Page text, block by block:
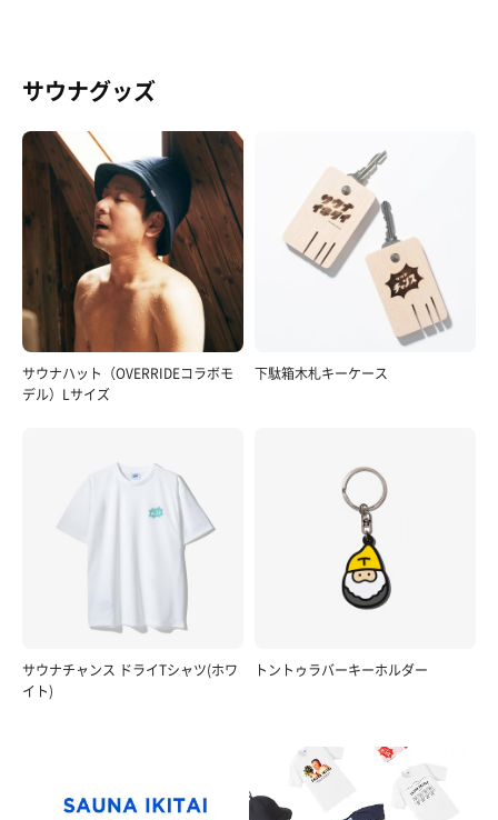
サウナグッズ
サウナハット（OVERRIDEコラボモ
デル）Lサイズ
下駄箱木札キーケース
サウナチャンス ドライTシャツ(ホワ
イト)
トントゥラバーキーホルダー